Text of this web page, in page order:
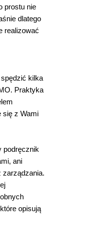
prostu nie
dlatego
realizować
kilka
Praktyka
się z Wami
podręcznik
ani
zarządzania.
opisują